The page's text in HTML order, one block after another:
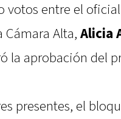
votos entre el
Cámara Alta, Alicia
la aprobación del
presentes, el